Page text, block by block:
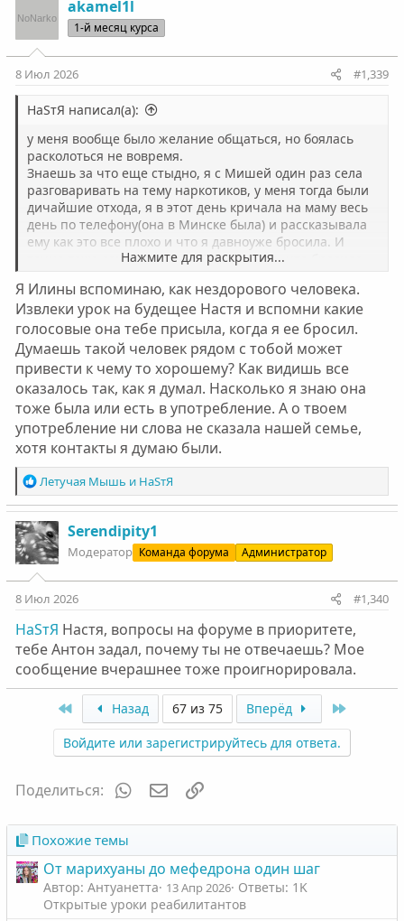
akamel1l
1-й месяц курса
8 Июл 2026 #1,339
НаSтЯ написал(а):
у меня вообще было желание общаться, но боялась
расколоться не вовремя.
Знаешь за что еще стыдно, я с Мишей один раз села
разговаривать на тему наркотиков, у меня тогда были
дичайшие отхода, я в этот день кричала на маму весь
день по телефону(она в Минске была) и рассказывала
ему как это все плохо и что я давноуже бросила. И
точно тоже самое говорила Тасе и маме, что бросила
близкго вашего круга, это Илина, я ей писала когда
понимала что в полной жопе
Нажмите для раскрытия...
Я Илины вспоминаю, как нездорового человека.
Извлеки урок на будещее Настя и вспомни какие
голосовые она тебе присыла, когда я ее бросил.
Думаешь такой человек рядом с тобой может
привести к чему то хорошему? Как видишь все
оказалось так, как я думал. Насколько я знаю она
тоже была или есть в употребление. А о твоем
употребление ни слова не сказала нашей семье,
хотя контакты я думаю были.
Р
е
а
к
ц
и
и
:
Летучая Мышь и НаSтЯ
Serendipity1
Модератор Команда форума Администратор
8 Июл 2026 #1,340
НаSтЯ Настя, вопросы на форуме в приоритете,
тебе Антон задал, почему ты не отвечаешь? Мое
сообщение вчерашнее тоже проигнорировала.
First Назад 67 из 75 Вперёд Last
Войдите или зарегистрируйтесь для ответа.
Поделиться: WhatsAppЭлектронная почта
Похожие темы
От марихуаны до мефедрона один шаг
Автор: Антуанетта 13 Апр 2026 Ответы: 1K
Открытые уроки реабилитантов